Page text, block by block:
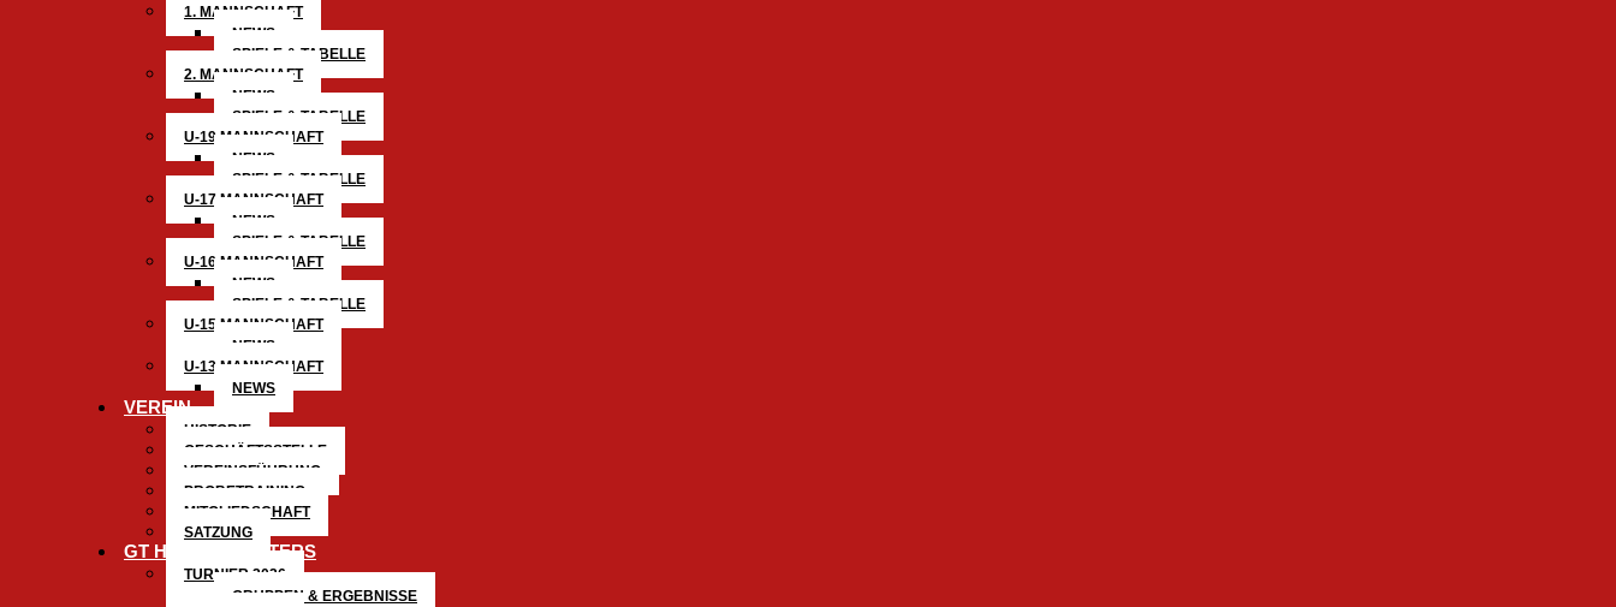
1. MANNSCHAFT
NEWS
SPIELE & TABELLE
2. MANNSCHAFT
NEWS
SPIELE & TABELLE
U-19 MANNSCHAFT
NEWS
SPIELE & TABELLE
U-17 MANNSCHAFT
NEWS
SPIELE & TABELLE
U-16 MANNSCHAFT
NEWS
SPIELE & TABELLE
U-15 MANNSCHAFT
NEWS
U-13 MANNSCHAFT
NEWS
VEREIN
HISTORIE
GESCHÄFTSSTELLE
VEREINSFÜHRUNG
PROBETRAINING
MITGLIEDSCHAFT
SATZUNG
GT HALLENMASTERS
TURNIER 2026
GRUPPEN & ERGEBNISSE